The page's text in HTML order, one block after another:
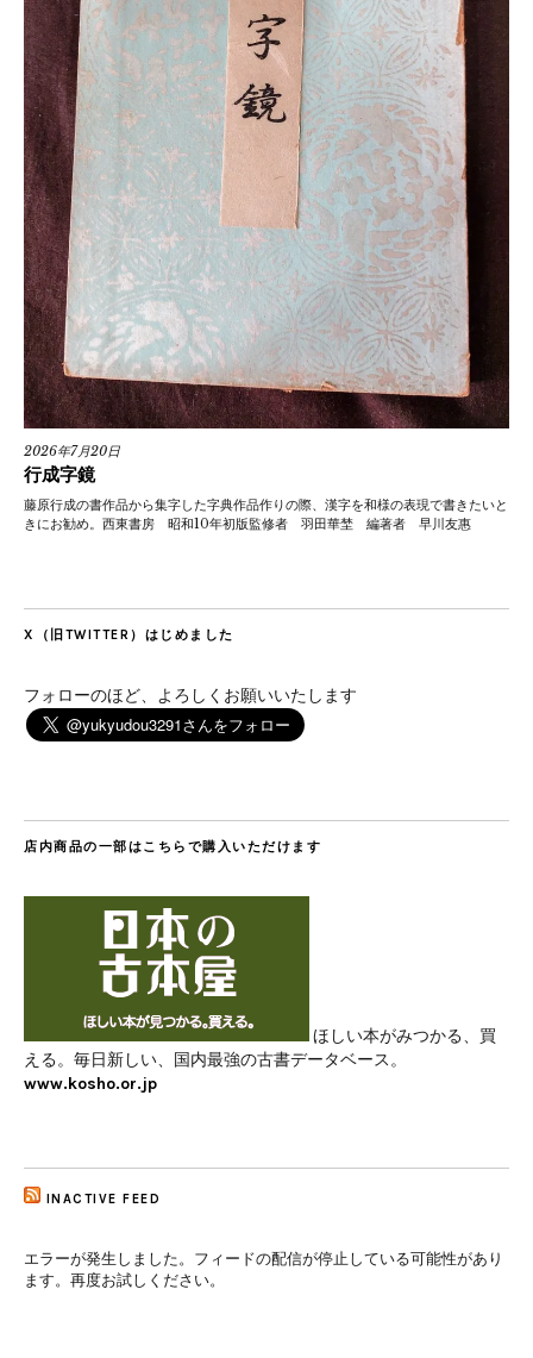
2026年7月20日
行成字鏡
藤原行成の書作品から集字した字典作品作りの際、漢字を和様の表現で書きたいと
きにお勧め。西東書房 昭和10年初版監修者 羽田華埜 編著者 早川友惠
X（旧TWITTER）はじめました
フォローのほど、よろしくお願いいたします
店内商品の一部はこちらで購入いただけます
ほしい本がみつかる、買
える。毎日新しい、国内最強の古書データベース。
www.kosho.or.jp
INACTIVE FEED
エラーが発生しました。フィードの配信が停止している可能性があり
ます。再度お試しください。